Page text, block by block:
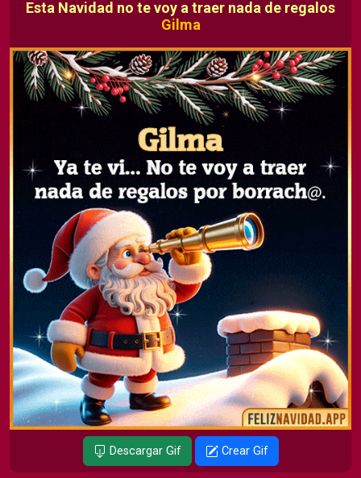
Esta Navidad no te voy a traer nada de regalos
Gilma
Descargar Gif Crear Gif